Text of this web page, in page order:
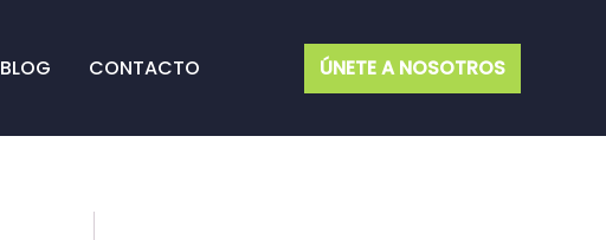
BLOG CONTACTO ÚNETE A NOSOTROS